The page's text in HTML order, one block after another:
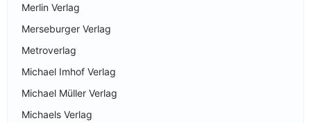
Merlin Verlag
Merseburger Verlag
Metroverlag
Michael Imhof Verlag
Michael Müller Verlag
Michaels Verlag